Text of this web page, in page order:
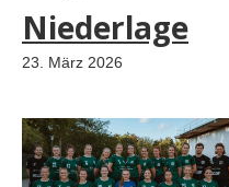
Niederlage
23. März 2026